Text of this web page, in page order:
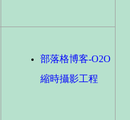
部落格博客-O2O
縮時攝影工程